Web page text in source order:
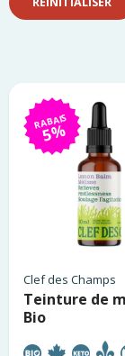
RABAIS
5%
Clef des Champs
Teinture de
Bio